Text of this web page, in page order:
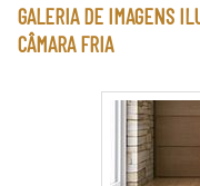
GALERIA DE IMAGENS
CÂMARA FRIA